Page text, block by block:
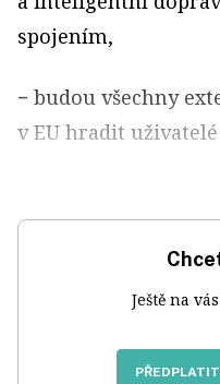
spojením,
− budou všechny
v EU hradit
Ještě na